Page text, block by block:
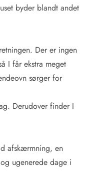
byder blandt andet
Der er ingen
I får ekstra meget
sørger for
Derudover finder I
afskærmning, en
ugenerede dage i